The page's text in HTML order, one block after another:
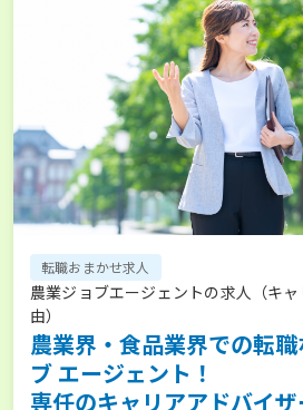
転職おまかせ求人
農業ジョブエージェントの求人（キ
由）
農業界・食品業界での転
ブ エージェント！
専任のキャリアアドバイ